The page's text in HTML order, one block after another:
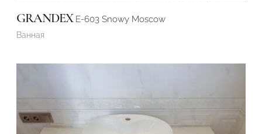
GRANDEX E-603 Snowy Moscow
Ванная